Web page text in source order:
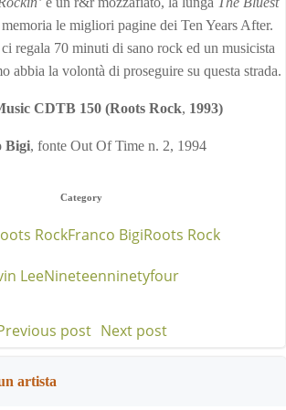
le migliori pagine dei Ten Years After.
regala 70 minuti di sano rock ed un musicista
abbia la volontà di proseguire su questa strada.
CDTB 150 (Roots Rock, 1993)
Bigi, fonte Out Of Time n. 2, 1994
Category
RockFranco BigiRoots Rock
LeeNineteenninetyfour
navigation
post Post
Next post
artista